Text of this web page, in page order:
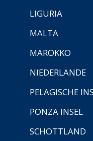
LIGURIA
MALTA
MAROKKO
NIEDERLANDE
PELAGISCHE
PONZA INSEL
SCHOTTLAND